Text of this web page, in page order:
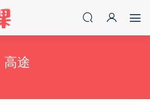
高途